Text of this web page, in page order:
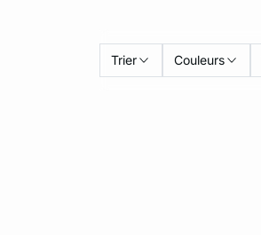
Trier Couleurs